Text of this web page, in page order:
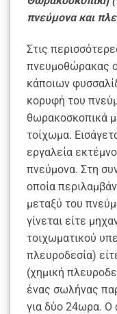
πνεύμονα και
Στις
πνευμοθώρακας
κάποιων
κορυφή του
θωρακοσκοπικά
τοίχωμα.
εργαλεία
πνεύμονα. Στη
οποία
μεταξύ του
γίνεται είτε
τοιχωματικού
πλευροδεσία)
(χημική
ένας σωλήνας
για δύο 24ωρα. Ο